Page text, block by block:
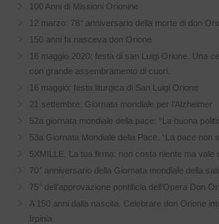
100 Anni di Missioni Orionine
12 marzo: 78° anniversario della morte di don
150 anni fa nasceva don Orione
16 maggio 2020: festa di san Luigi Orione. Una
con grande assembramento di cuori.
16 maggio: festa liturgica di San Luigi Orione
21 settembre. Giornata mondiale per l’Alzheimer
52a giornata mondiale della pace: “La buona
53a Giornata Mondiale della Pace. “La pace non
5XMILLE. La tua firma: non costa niente ma vale
70° anniversario della Giornata mondiale della
75° dell’approvazione pontificia dell’Opera Don
A 150 anni dalla nascita. Celebrare don Orione
Irpinia